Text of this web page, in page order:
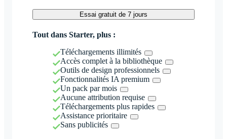
Essai gratuit de 7 jours
Tout dans Starter, plus :
Téléchargements illimités
Accès complet à la bibliothèque
Outils de design professionnels
Fonctionnalités IA premium
Un pack par mois
Aucune attribution requise
Téléchargements plus rapides
Assistance prioritaire
Sans publicités